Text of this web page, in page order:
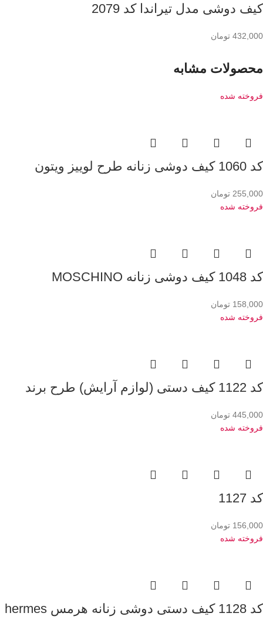
کیف دوشی مدل تیراندا کد 2079
432,000 تومان
محصولات مشابه
فروخته شده
کد 1060 کیف دوشی زنانه طرح لوییز ویتون
255,000 تومان
فروخته شده
کد 1048 کیف دوشی زنانه MOSCHINO
158,000 تومان
فروخته شده
کد 1122 کیف دستی (لوازم آرایش) طرح برند
445,000 تومان
فروخته شده
کد 1127
156,000 تومان
فروخته شده
کد 1128 کیف دستی دوشی زنانه هرمس hermes